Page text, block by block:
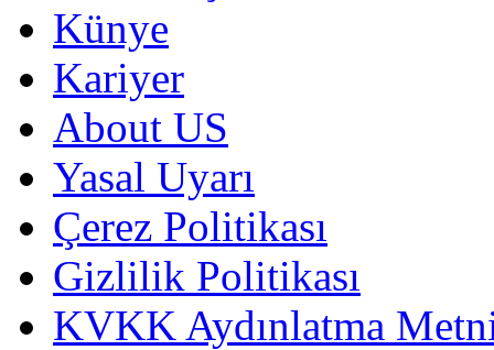
Künye
Kariyer
About US
Yasal Uyarı
Çerez Politikası
Gizlilik Politikası
KVKK Aydınlatma